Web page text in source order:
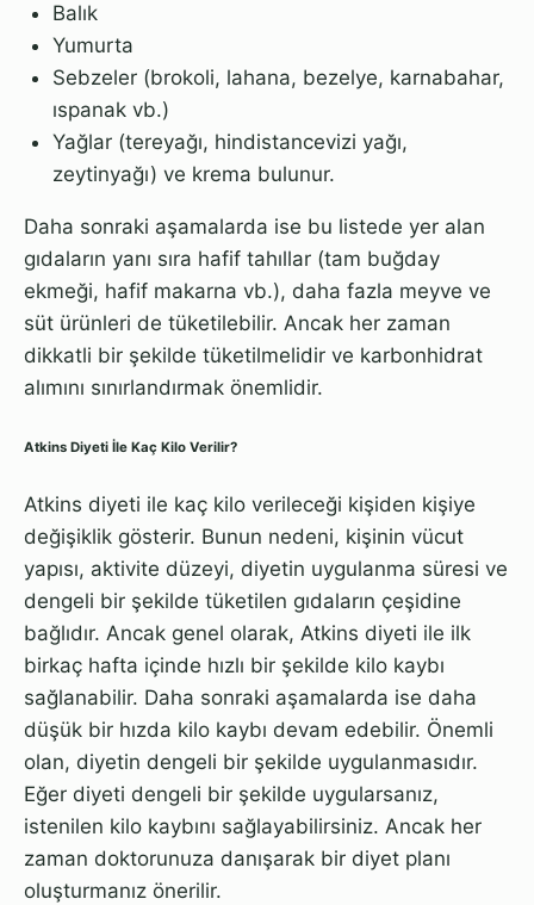
Balık
Yumurta
Sebzeler (brokoli, lahana, bezelye, karnabahar,
ıspanak vb.)
Yağlar (tereyağı, hindistancevizi yağı,
zeytinyağı) ve krema bulunur.
Daha sonraki aşamalarda ise bu listede yer alan
gıdaların yanı sıra hafif tahıllar (tam buğday
ekmeği, hafif makarna vb.), daha fazla meyve ve
süt ürünleri de tüketilebilir. Ancak her zaman
dikkatli bir şekilde tüketilmelidir ve karbonhidrat
alımını sınırlandırmak önemlidir.
Atkins Diyeti İle Kaç Kilo Verilir?
Atkins diyeti ile kaç kilo verileceği kişiden kişiye
değişiklik gösterir. Bunun nedeni, kişinin vücut
yapısı, aktivite düzeyi, diyetin uygulanma süresi ve
dengeli bir şekilde tüketilen gıdaların çeşidine
bağlıdır. Ancak genel olarak, Atkins diyeti ile ilk
birkaç hafta içinde hızlı bir şekilde kilo kaybı
sağlanabilir. Daha sonraki aşamalarda ise daha
düşük bir hızda kilo kaybı devam edebilir. Önemli
olan, diyetin dengeli bir şekilde uygulanmasıdır.
Eğer diyeti dengeli bir şekilde uygularsanız,
istenilen kilo kaybını sağlayabilirsiniz. Ancak her
zaman doktorunuza danışarak bir diyet planı
oluşturmanız önerilir.